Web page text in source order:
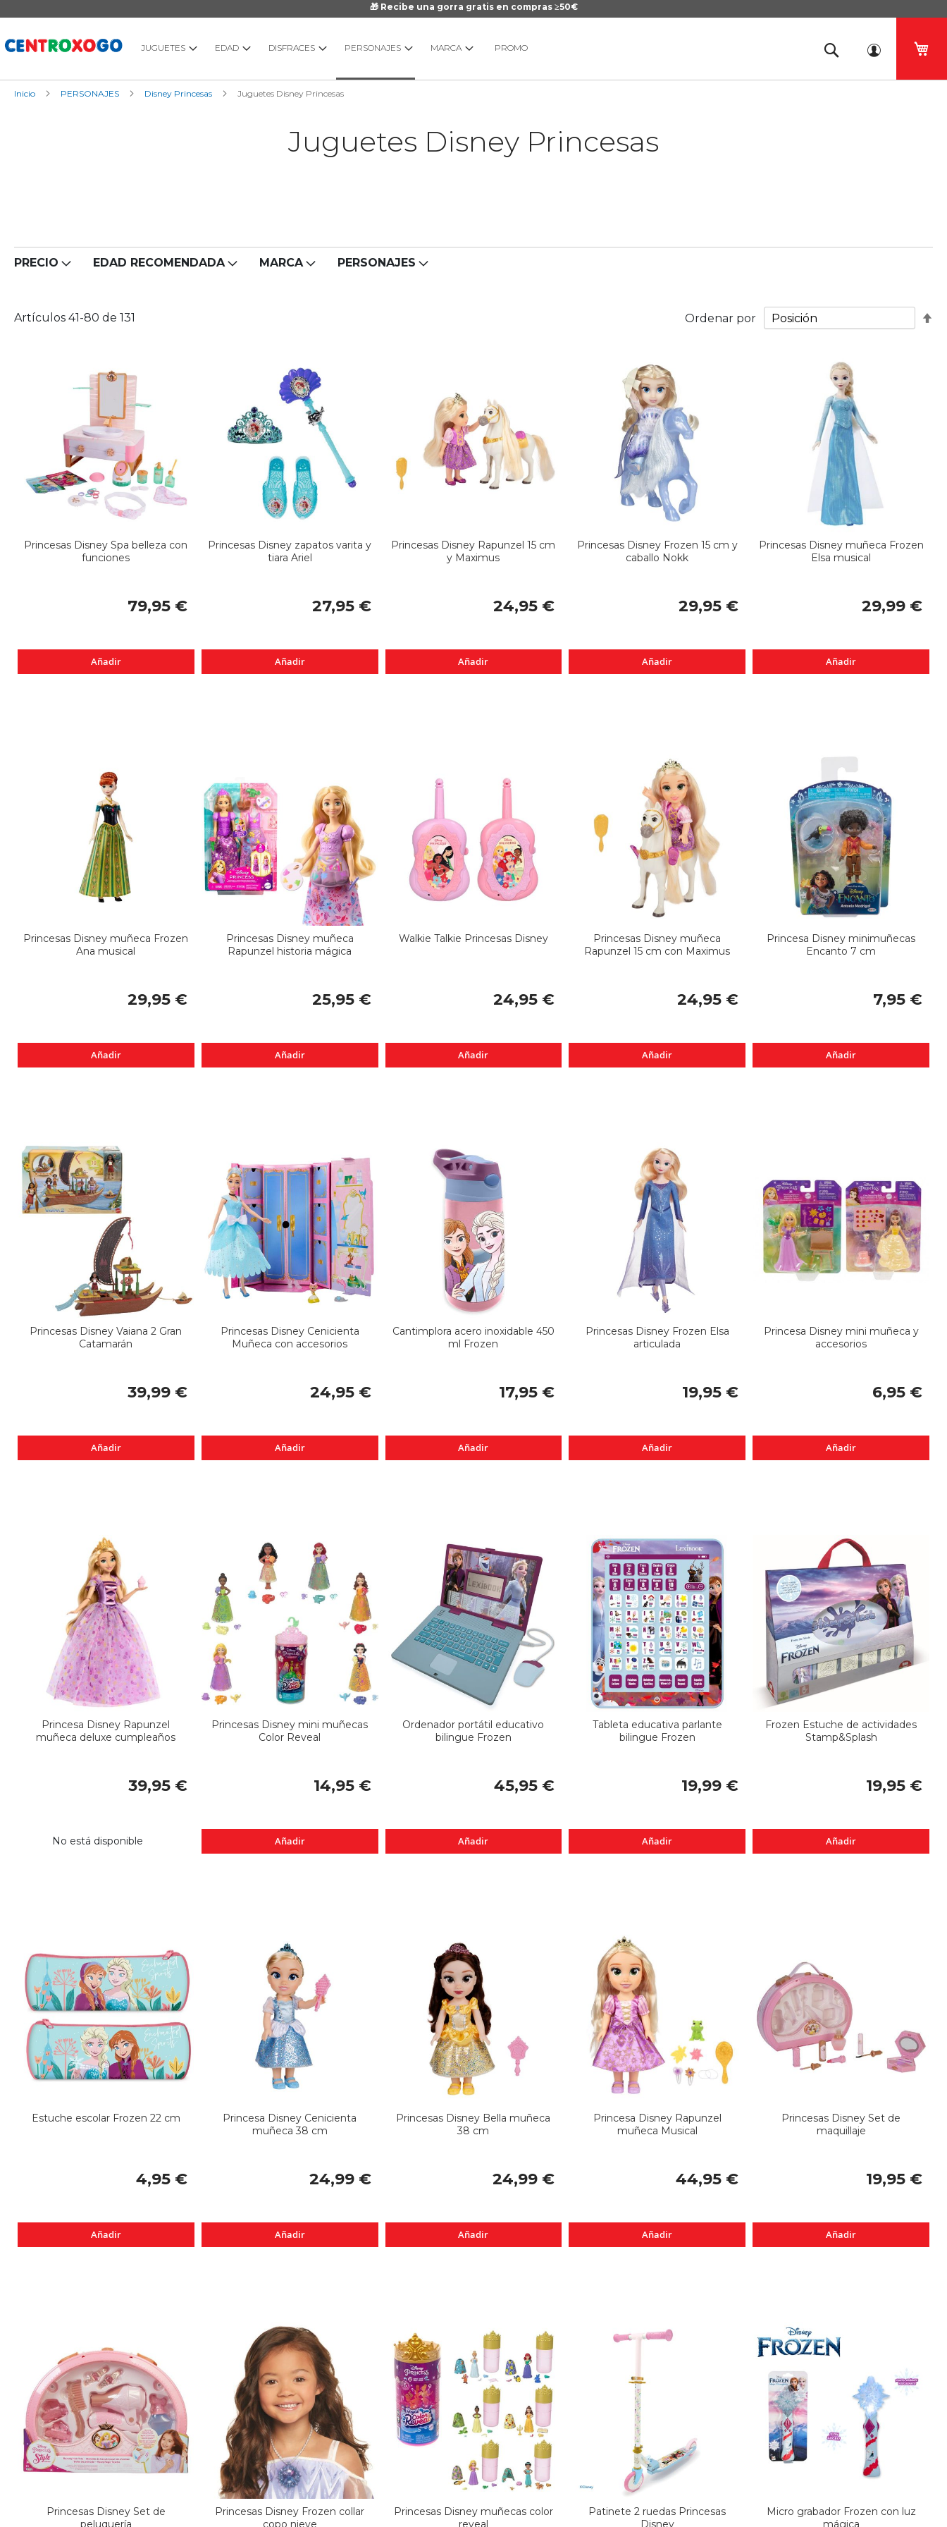
🎁 Recibe una gorra gratis en compras ≥50€
al
JUGUETES EDAD DISFRACES PERSONAJES MARCA PROMO
Inicio PERSONAJES Disney Princesas Juguetes Disney Princesas
Juguetes Disney Princesas
PRECIO EDAD RECOMENDADA MARCA PERSONAJES
Artículos 41-80 de 131 Ordenar por
Princesas Disney Spa belleza con
funciones
79,95 €
Añadir
Princesas Disney zapatos varita y
tiara Ariel
27,95 €
Añadir
Princesas Disney Rapunzel 15 cm
y Maximus
24,95 €
Añadir
Princesas Disney Frozen 15 cm y
caballo Nokk
29,95 €
Añadir
Princesas Disney muñeca Frozen
Elsa musical
29,99 €
Añadir
Princesas Disney muñeca Frozen
Ana musical
29,95 €
Añadir
Princesas Disney muñeca
Rapunzel historia mágica
25,95 €
Añadir
Walkie Talkie Princesas Disney
24,95 €
Añadir
Princesas Disney muñeca
Rapunzel 15 cm con Maximus
24,95 €
Añadir
Princesa Disney minimuñecas
Encanto 7 cm
7,95 €
Añadir
Princesas Disney Vaiana 2 Gran
Catamarán
39,99 €
Añadir
Princesas Disney Cenicienta
Muñeca con accesorios
24,95 €
Añadir
Cantimplora acero inoxidable 450
ml Frozen
17,95 €
Añadir
Princesas Disney Frozen Elsa
articulada
19,95 €
Añadir
Princesa Disney mini muñeca y
accesorios
6,95 €
Añadir
Princesa Disney Rapunzel
muñeca deluxe cumpleaños
39,95 €
No está disponible
Princesas Disney mini muñecas
Color Reveal
14,95 €
Añadir
Ordenador portátil educativo
bilingue Frozen
45,95 €
Añadir
Tableta educativa parlante
bilingue Frozen
19,99 €
Añadir
Frozen Estuche de actividades
Stamp&Splash
19,95 €
Añadir
Estuche escolar Frozen 22 cm
4,95 €
Añadir
Princesa Disney Cenicienta
muñeca 38 cm
24,99 €
Añadir
Princesas Disney Bella muñeca
38 cm
24,99 €
Añadir
Princesa Disney Rapunzel
muñeca Musical
44,95 €
Añadir
Princesas Disney Set de
maquillaje
19,95 €
Añadir
Princesas Disney Set de
peluquería
Princesas Disney Frozen collar
copo nieve
Princesas Disney muñecas color
reveal
Patinete 2 ruedas Princesas
Disney
Micro grabador Frozen con luz
mágica